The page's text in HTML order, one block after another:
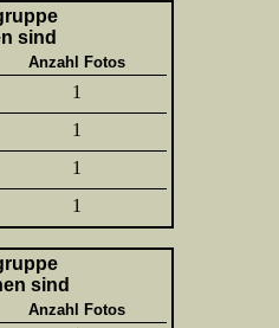
sind
Anzahl Fotos
1
1
1
1
sind
Anzahl Fotos